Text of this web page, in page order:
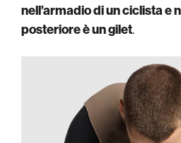
nell’armadio di un ciclista e
posteriore è un gilet.